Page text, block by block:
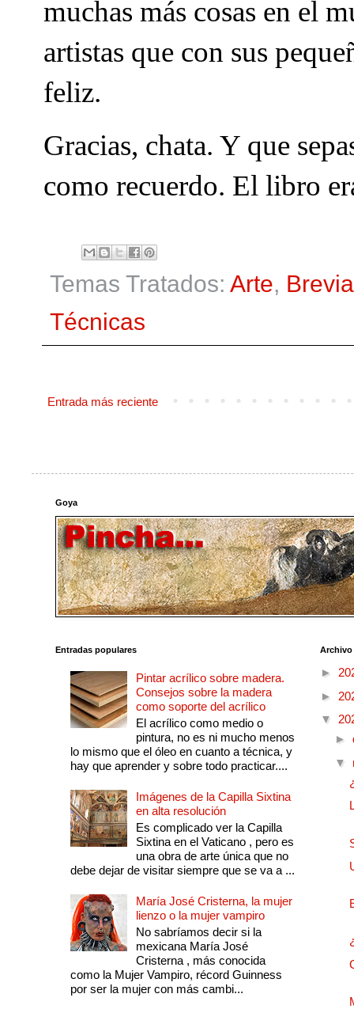
muchas más cosas en el
artistas que con sus
feliz.
Gracias, chata. Y que
como recuerdo. El libro
Temas Tratados: Arte,
Técnicas
Entrada más reciente
Goya
Entradas populares
Pintar acrílico sobre madera.
Consejos sobre la madera
como soporte del acrílico
El acrílico como medio o
pintura, no es ni mucho menos
lo mismo que el óleo en cuanto a técnica, y
hay que aprender y sobre todo practicar....
Imágenes de la Capilla Sixtina
en alta resolución
Es complicado ver la Capilla
Sixtina en el Vaticano , pero es
una obra de arte única que no
debe dejar de visitar siempre que se va a ...
María José Cristerna, la mujer
lienzo o la mujer vampiro
No sabríamos decir si la
mexicana María José
Cristerna , más conocida
como la Mujer Vampiro, récord Guinness
por ser la mujer con más cambi...
►
►
▼
►
▼